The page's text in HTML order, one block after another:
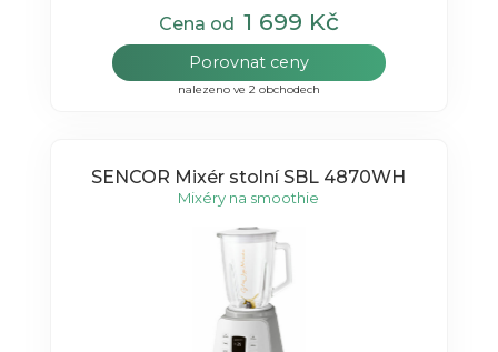
Cena od 1 699 Kč
Porovnat ceny
nalezeno ve 2 obchodech
SENCOR Mixér stolní SBL 4870WH
Mixéry na smoothie